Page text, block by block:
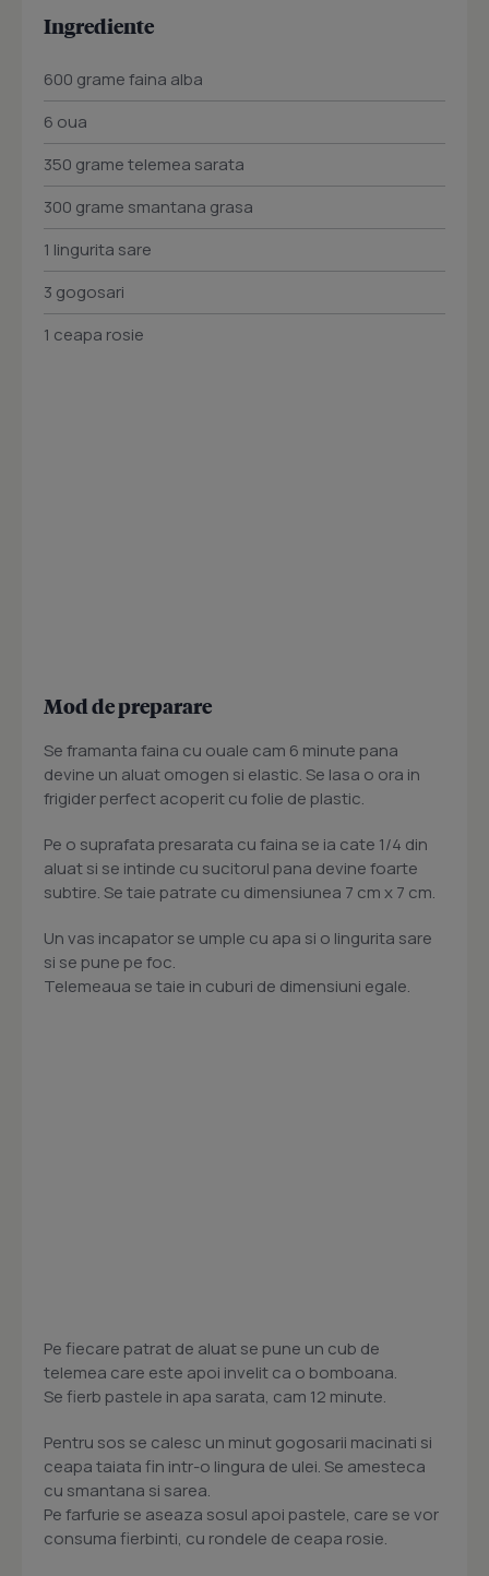
Ingrediente
600 grame faina alba
6 oua
350 grame telemea sarata
300 grame smantana grasa
1 lingurita sare
3 gogosari
1 ceapa rosie
Mod de preparare
Se framanta faina cu ouale cam 6 minute pana
devine un aluat omogen si elastic. Se lasa o ora in
frigider perfect acoperit cu folie de plastic.
Pe o suprafata presarata cu faina se ia cate 1/4 din
aluat si se intinde cu sucitorul pana devine foarte
subtire. Se taie patrate cu dimensiunea 7 cm x 7 cm.
Un vas incapator se umple cu apa si o lingurita sare
si se pune pe foc.
Telemeaua se taie in cuburi de dimensiuni egale.
Pe fiecare patrat de aluat se pune un cub de
telemea care este apoi invelit ca o bomboana.
Se fierb pastele in apa sarata, cam 12 minute.
Pentru sos se calesc un minut gogosarii macinati si
ceapa taiata fin intr-o lingura de ulei. Se amesteca
cu smantana si sarea.
Pe farfurie se aseaza sosul apoi pastele, care se vor
consuma fierbinti, cu rondele de ceapa rosie.